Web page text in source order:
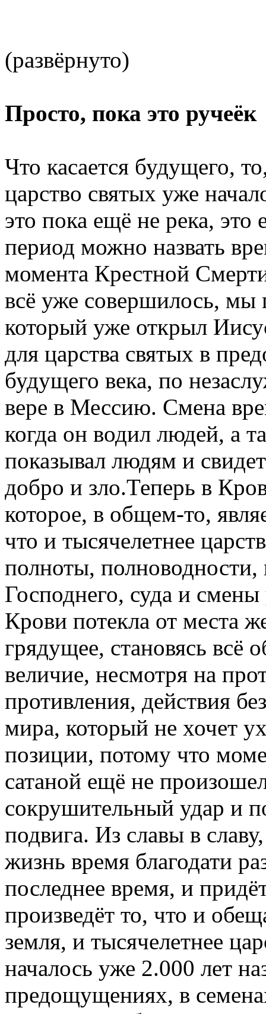
(развёрнуто)
Просто, пока это ручеёк
Что касается будущего,
царство святых уже
это пока ещё не река,
период можно назвать
момента Крестной
всё уже совершилось, мы
который уже открыл
для царства святых в
будущего века, по
вере в Мессию. Смена
когда он водил людей, а
показывал людям и
добро и зло.Теперь в
которое, в общем-то,
что и тысячелетнее
полноты, полноводности,
Господнего, суда и
Крови потекла от места
грядущее, становясь всё
величие, несмотря на
противления, действия
мира, который не хочет
позиции, потому что
сатаной ещё не
сокрушительный удар и
подвига. Из славы в
жизнь время благодати
последнее время, и
произведёт то, что и
земля, и тысячелетнее
началось уже 2.000 лет
предощущениях, в